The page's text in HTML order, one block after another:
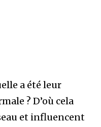
a été leur
? D’où cela
et influencent